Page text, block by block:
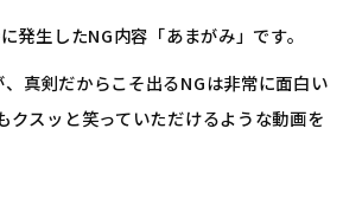
発生したNG内容「あまがみ」です。
真剣だからこそ出るNGは非常に面白い
クスッと笑っていただけるような動画を